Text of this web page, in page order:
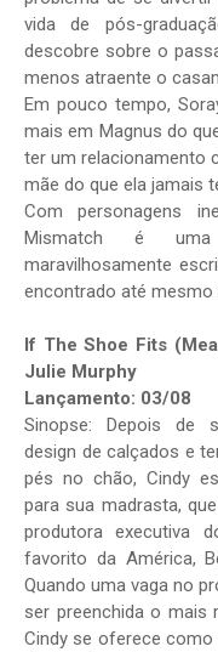
vida de pós-
descobre sobre o
menos atraente o
Em pouco tempo,
mais em Magnus do
ter um relacionamento
mãe do que ela jamais
Com personagens
Mismatch é uma
maravilhosamente
encontrado até mesmo
If The Shoe Fits
Julie Murphy
Lançamento: 03/08
Sinopse: Depois de
design de calçados e
pés no chão, Cindy
para sua madrasta,
produtora executiva
favorito da América,
Quando uma vaga no
ser preenchida o mais
Cindy se oferece